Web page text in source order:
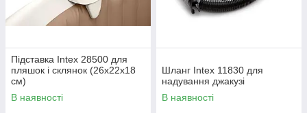
Підставка Intex 28500 для
пляшок і склянок (26х22х18
см)
В наявності
Шланг Intex 11830 для
надування джакузі
В наявності